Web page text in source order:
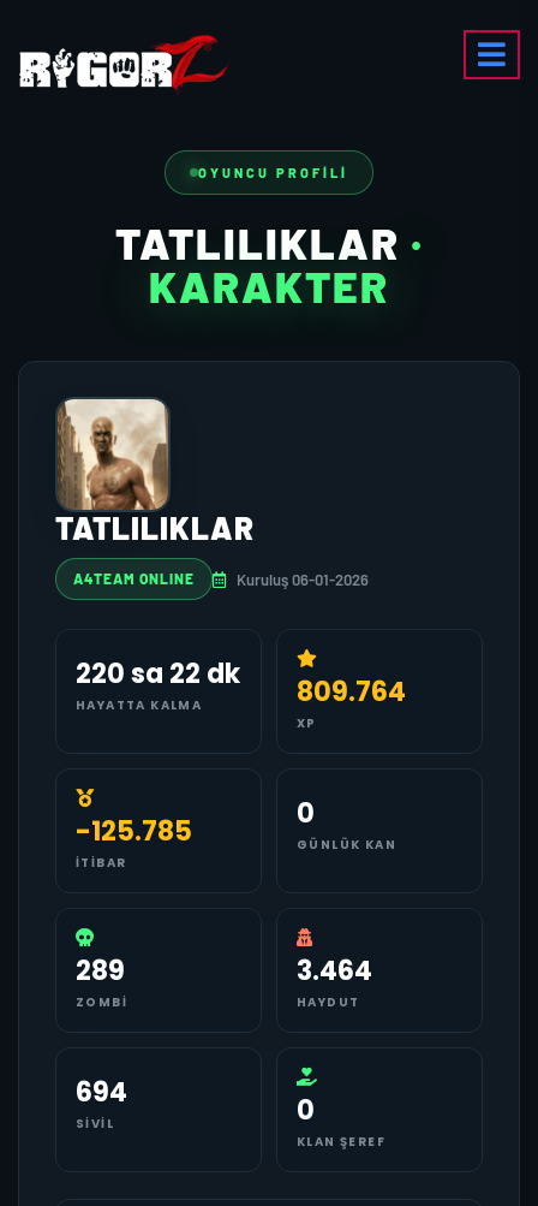
OYUNCU PROFILI
TATLILIKLAR ·
KARAKTER
TATLILIKLAR
A4TEAM ONLINE Kuruluş 06-01-2026
220 sa 22 dk
HAYATTA KALMA 809.764
XP
-125.785
İTIBAR
0
GÜNLÜK KAN
289
ZOMBI
3.464
HAYDUT
694
SIVIL 0
KLAN ŞEREF